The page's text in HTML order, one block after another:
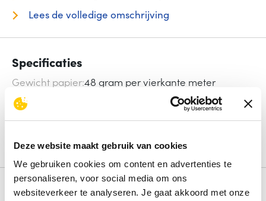
Deze website maakt gebruik van cookies
We gebruiken cookies om content en advertenties te
personaliseren, voor social media om ons
websiteverkeer te analyseren. Je gaat akkoord met onze
Lees de volledige omschrijving
Specificaties
Gewicht papier48 gram per vierkante meter
Lengte
Breedte
Diameter80 Millimeter
Bekijk alle specificaties
Review